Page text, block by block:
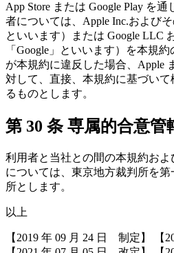
App Store または Google Play を
者については、Apple Inc.および
といいます）または Google LLC
「Google」といいます）を本規
が本規約に違反した場合、Apple
対して、直接、本規約に基づい
るものとします。
第 30 条 専属的合意管
利用者と当社との間の本規約お
については、東京地方裁判所を
所とします。
以上
【2019 年 09 月 24 日 制定】 【